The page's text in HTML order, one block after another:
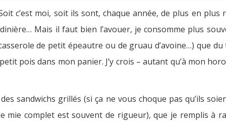
c’est moi, soit ils sont, chaque année, de plus en plus
Mais il faut bien l’avouer, je consomme plus
de petit épeautre ou de gruau d’avoine…) que
pois dans mon panier. J’y crois – autant qu’à mon
sandwichs grillés (si ça ne vous choque pas qu’ils
mie complet est souvent de rigueur), que je remplis à